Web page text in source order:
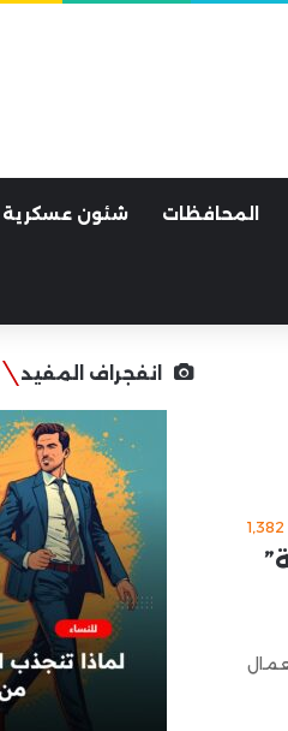
المحافظات شئون عسكرية
1٬382
انفجراف المفيد